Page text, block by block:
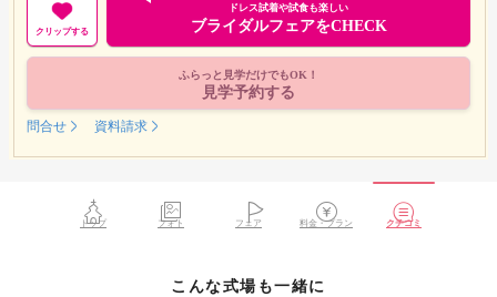
クリップする
ドレス試着や試食も楽しい
ブライダルフェアをCHECK
ふらっと見学だけでもOK！
見学予約する
問合せ 資料請求
トップ フォト フェア 料金・プラン クチコミ
こんな式場も一緒に